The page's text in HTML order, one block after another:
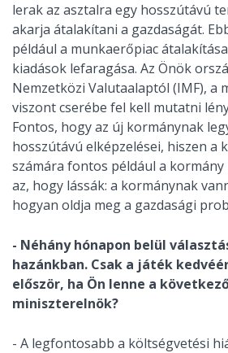
lerak az asztalra egy hosszútávú
akarja átalakítani a gazdaságát.
például a munkaerőpiac
kiadások lefaragása. Az Önök
Nemzetközi Valutaalaptól (IMF), a
viszont cserébe fel kell mutatni
Fontos, hogy az új kormánynak
hosszútávú elképzelései, hiszen a
számára fontos például a kormány
az, hogy lássák: a kormánynak
hogyan oldja meg a gazdasági
- Néhány hónapon belül
hazánkban. Csak a játék
először, ha Ön lenne a
miniszterelnök?
- A legfontosabb a költségvetési